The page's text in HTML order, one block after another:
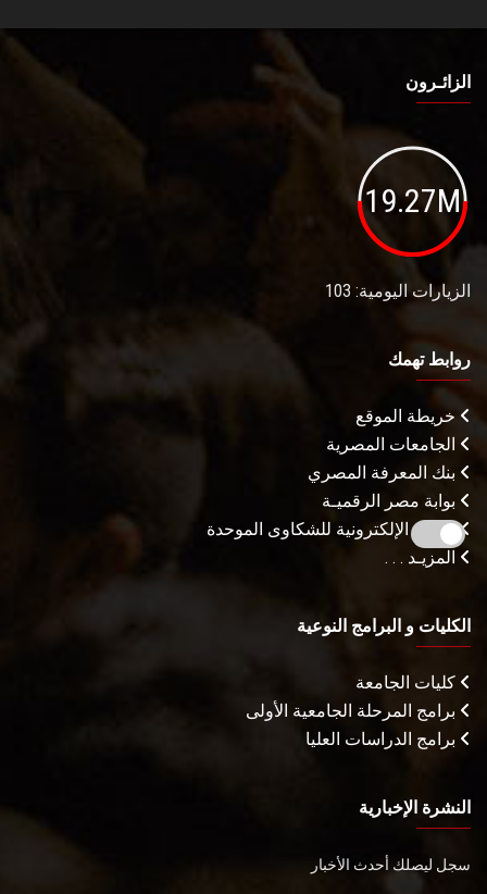
الزائـرون
19.27M
الزيارات اليومية: 103
روابط تهمك
خريطة الموقع
الجامعات المصرية
بنك المعرفة المصري
بوابة مصر الرقميـة
البوابة الإلكترونية للشكاوى الموحدة
المزيـد . . .
الكليات و البرامج النوعية
كليات الجامعة
برامج المرحلة الجامعية الأولى
برامج الدراسات العليا
النشرة الإخبارية
سجل ليصلك أحدث الأخبار